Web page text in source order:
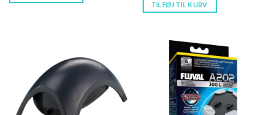
TILFØJ TIL KURV